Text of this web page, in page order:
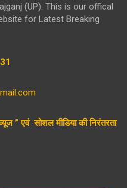
(UP). This is our offical
for Latest Breaking
” एवं सोशल मीडिया की निरंतरता